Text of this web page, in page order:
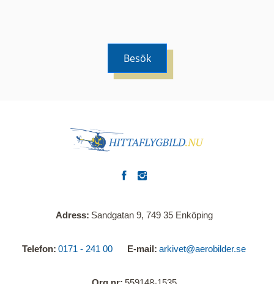
Besök
Adress Sandgatan 9, 749 35 Enköping
Telefon 0171 - 241 00 E-mail arkivet@aerobilder.se